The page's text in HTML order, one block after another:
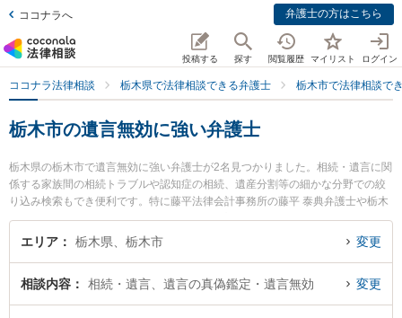
ココナラへ 弁護士の方はこちら
投稿する 探す 閲覧履歴 マイリスト ログイン
ココナラ法律相談 栃木県で法律相談できる弁護士 栃木市で法律相談で
栃木市の遺言無効に強い弁護士
栃木県の栃木市で遺言無効に強い弁護士が2名見つかりました。相続・遺言に関
係する家族間の相続トラブルや認知症の相続、遺産分割等の細かな分野での絞
り込み検索もでき便利です。特に藤平法律会計事務所の藤平 泰典弁護士や栃木
フォレスト法律事務所の古山 弘子弁護士のプロフィール情報や弁護士費用、強
みなどが注目されています。『栃木市で土日や夜間に発生した遺言無効のトラ
市内の弁護士に相談予約したい』などでお困りの相談者さんにおすすめです。
エリア 栃木県、栃木市 変更
相談内容 相続・遺言、遺言の真偽鑑定・遺言無効 変更